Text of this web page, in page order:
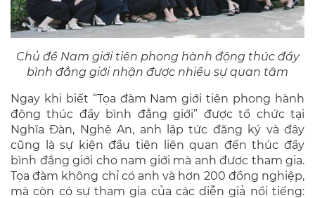
Chủ đề Nam giới tiên phong hành động thúc đẩy
bình đẳng giới nhận được nhiều sự quan tâm
Ngay khi biết “Tọa đàm Nam giới tiên phong hành
động thúc đẩy bình đẳng giới” được tổ chức tại
Nghĩa Đàn, Nghệ An, anh lập tức đăng ký và đây
cũng là sự kiện đầu tiên liên quan đến thúc đẩy
bình đẳng giới cho nam giới mà anh được tham gia.
Tọa đàm không chỉ có anh và hơn 200 đồng nghiệp,
mà còn có sự tham gia của các diễn giả nổi tiếng: